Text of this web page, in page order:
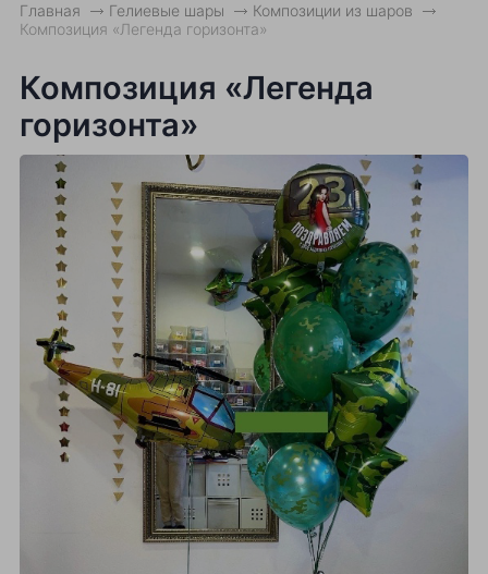
Главная Гелиевые шары
Композиции из шаров
Композиция «Легенда горизонта»
Композиция «Легенда
горизонта»